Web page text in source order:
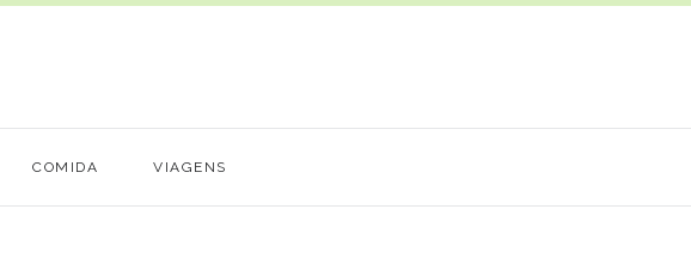
COMIDA VIAGENS